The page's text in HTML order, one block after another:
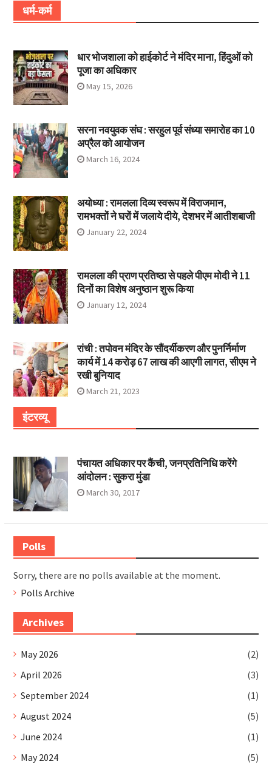
धर्म-कर्म
धार भोजशाला को हाईकोर्ट ने मंदिर माना, हिंदुओं को
पूजा का अधिकार
May 15, 2026
सरना नवयुवक संघ : सरहुल पूर्व संध्या समारोह का 10
अप्रैल को आयोजन
March 16, 2024
अयोध्या : रामलला दिव्य स्वरूप में विराजमान,
रामभक्तों ने घरों में जलाये दीये, देशभर में आतीशबाजी
January 22, 2024
रामलला की प्राण प्रतिष्ठा से पहले पीएम मोदी ने 11
दिनों का विशेष अनुष्ठान शुरू किया
January 12, 2024
रांची : तपोवन मंदिर के सौंदर्यीकरण और पुनर्निर्माण
कार्य में 14 करोड़ 67 लाख की आएगी लागत, सीएम ने
रखी बुनियाद
March 21, 2023
इंटरव्यू
पंचायत अधिकार पर कैंची, जनप्रतिनिधि करेंगे
आंदोलन : सुकरा मुंडा
March 30, 2017
Polls
Sorry, there are no polls available at the moment.
Polls Archive
Archives
May 2026
(2)
April 2026
(3)
September 2024
(1)
August 2024
(5)
June 2024
(1)
May 2024
(5)